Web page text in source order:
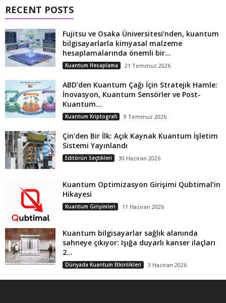
RECENT POSTS
Fujitsu ve Osaka Üniversitesi’nden, kuantum
bilgisayarlarla kimyasal malzeme
hesaplamalarında önemli bir...
Kuantum Hesaplama 21 Temmuz 2026
ABD’den Kuantum Çağı İçin Stratejik Hamle:
İnovasyon, Kuantum Sensörler ve Post-
Kuantum...
Kuantum Kriptografi 9 Temmuz 2026
Çin’den Bir İlk: Açık Kaynak Kuantum İşletim
Sistemi Yayınlandı
Editörün Seçtikleri 30 Haziran 2026
Kuantum Optimizasyon Girişimi Qubtimal’in
Hikayesi
Kuantum Girişimleri 11 Haziran 2026
Kuantum bilgisayarlar sağlık alanında
sahneye çıkıyor: Işığa duyarlı kanser ilaçları
2...
Dünyada Kuantum Etkinlikleri 3 Haziran 2026